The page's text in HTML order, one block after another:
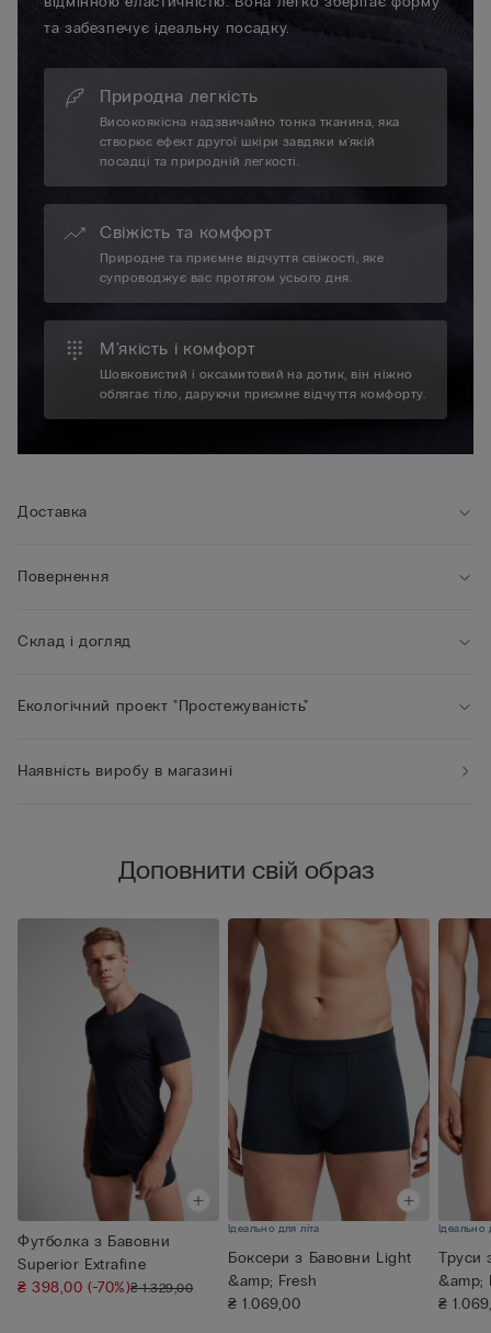
та забезпечує ідеальну посадку.
Природна легкість
Високоякісна надзвичайно тонка тканина, яка
створює ефект другої шкіри завдяки м'якій
посадці та природній легкості.
Свіжість та комфорт
Природне та приємне відчуття свіжості, яке
супроводжує вас протягом усього дня.
М'якість і комфорт
Шовковистий і оксамитовий на дотик, він ніжно
облягає тіло, даруючи приємне відчуття комфорту.
Доставка
Повернення
Склад і догляд
Екологічний проект "Простежуваність"
Наявність виробу в магазині
Доповнити свій образ
Футболка з Бавовни
Superior Extrafine
₴ 398,00(-70%)₴ 1.329,00
Ідеально для літа
Боксери з Бавовни Light
&amp; Fresh
₴ 1.069,00
Ідеально
Труси
&amp;
₴